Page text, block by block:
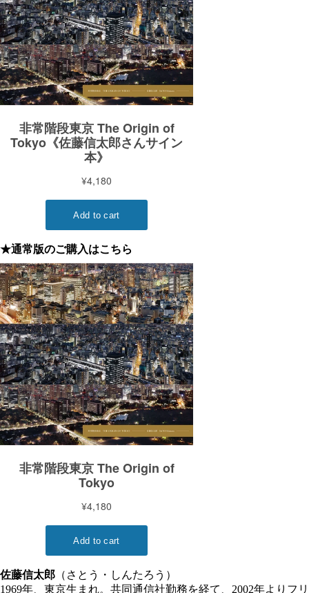
★通常版のご購入はこちら
佐藤信太郎 （さとう・しんたろう）
1969年、東京生まれ。共同通信社勤務を経て、2002年よりフリ